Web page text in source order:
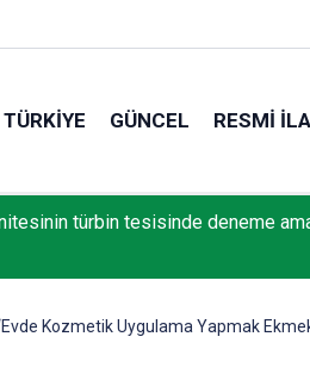
TÜRKIYE GÜNCEL RESMI
türbin tesisinde deneme
Kozmetik Uygulama Yapmak